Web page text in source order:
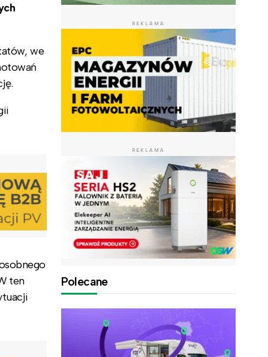
we
ten
REKLAMA
REKLAMA
Polecane